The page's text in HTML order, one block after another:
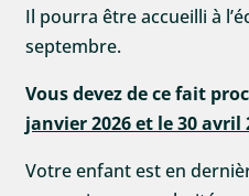
Il pourra être accueilli à
septembre.
Vous devez de ce fait
janvier 2026 et le 30 avril
Votre enfant est en